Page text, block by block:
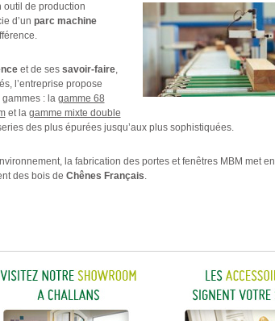
outil de production
d’un parc machine
et de ses savoir-faire,
l’entreprise propose
: la gamme 68
et la gamme mixte double
des plus épurées jusqu’aux plus sophistiquées.
la fabrication des portes et fenêtres MBM met en
des bois de Chênes Français.